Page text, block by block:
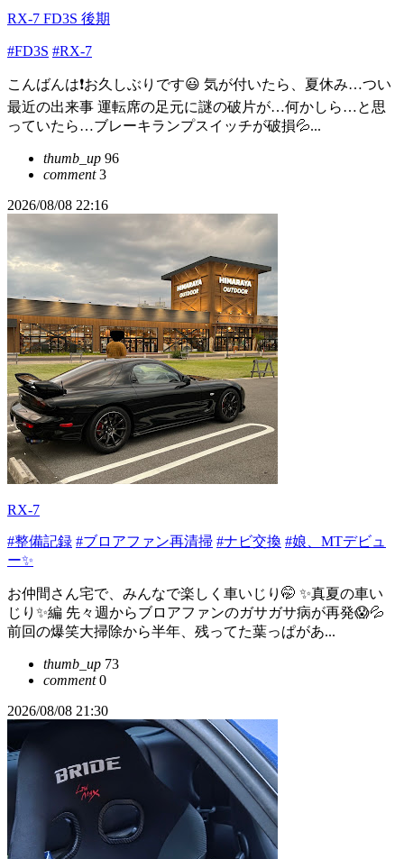
RX-7 FD3S 後期
#FD3S #RX-7
こんばんは❗️お久しぶりです😃 気が付いたら、夏休み…つい
最近の出来事 運転席の足元に謎の破片が…何かしら…と思
っていたら…ブレーキランプスイッチが破損💦...
thumb_up 96
comment3
2026/08/08 22:16
RX-7
#整備記録 #ブロアファン再清掃 #ナビ交換 #娘、MTデビュ
ー✨
お仲間さん宅で、みんなで楽しく車いじり🤭 ✨真夏の車い
じり✨編 先々週からブロアファンのガサガサ病が再発😱💦
前回の爆笑大掃除から半年、残ってた葉っぱがあ...
thumb_up 73
comment0
2026/08/08 21:30